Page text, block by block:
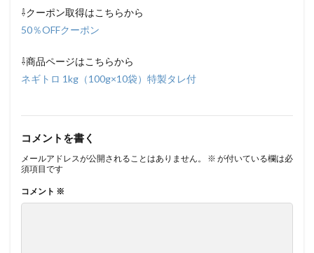
⇩クーポン取得はこちらから
50％OFFクーポン
⇩商品ページはこちらから
ネギトロ 1kg（100g×10袋）特製タレ付
コメントを書く
メールアドレスが公開されることはありません。 ※ が付いている欄は必
須項目です
コメント ※